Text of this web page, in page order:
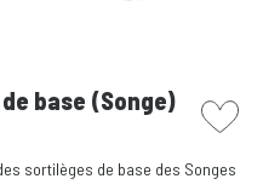
base (Songe) picto
sortilèges de base des Songes